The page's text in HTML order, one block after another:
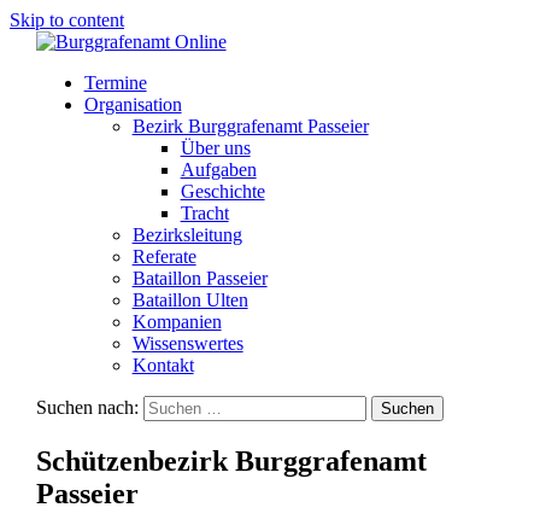
Skip to content
Termine
Organisation
Bezirk Burggrafenamt Passeier
Über uns
Aufgaben
Geschichte
Tracht
Bezirksleitung
Referate
Bataillon Passeier
Bataillon Ulten
Kompanien
Wissenswertes
Kontakt
Suchen nach:
Schützenbezirk Burggrafenamt
Passeier